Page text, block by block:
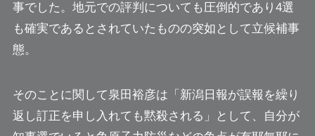
事でした。地元での評判についても圧倒的であり4選
も確実であるとされていたものの突如として立候補事
態。
そのことに関して泉田裕彦は 「新潟日報が誤報を繰り
返し訂正を申し入れても黙殺される」
として、自分が